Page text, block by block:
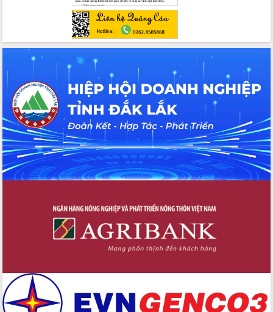
quốc phòng, quân sự địa phương năm
Đắk Lắk tập trung toàn lực khắc phục
tồn tại IUU, sẵn sàng làm việc với
Đoàn thanh tra EC
Chủ tịch UBND tỉnh Tạ Anh Tuấn thăm,
chúc mừng các bệnh viện nhân Ngày
Thầy thuốc Việt Nam
Rộn ràng lễ hội truyền thống Sông
nước Đà Nông lần thứ I năm 2026
Kỳ họp Chuyên đề lần thứ Năm, HĐND
tỉnh Đắk Lắk thông qua các nghị quyết
quan trọng
Thống nhất danh sách giới thiệu ứng
biểu HĐND tỉnh Đắk Lắk, nhiệm kỳ
Phát động hai phong trào thi đua quan
tác bầu cử tỉnh Đắk Lắk
Hội nghị Báo cáo viên Trung ương
tháng 01/2026